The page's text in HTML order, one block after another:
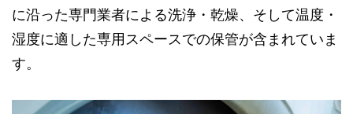
に沿った専門業者による洗浄・乾燥、そして温度・
湿度に適した専用スペースでの保管が含まれていま
す。